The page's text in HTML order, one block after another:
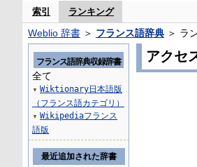
索引 ランキング
Weblio 辞書 ＞ フランス語辞典 ＞ ラ
アクセ
フランス語辞典収録辞書
全て
▼ Wiktionary日本語版
（フランス語カテゴリ）
▼ Wikipediaフランス
語版
最近追加された辞書